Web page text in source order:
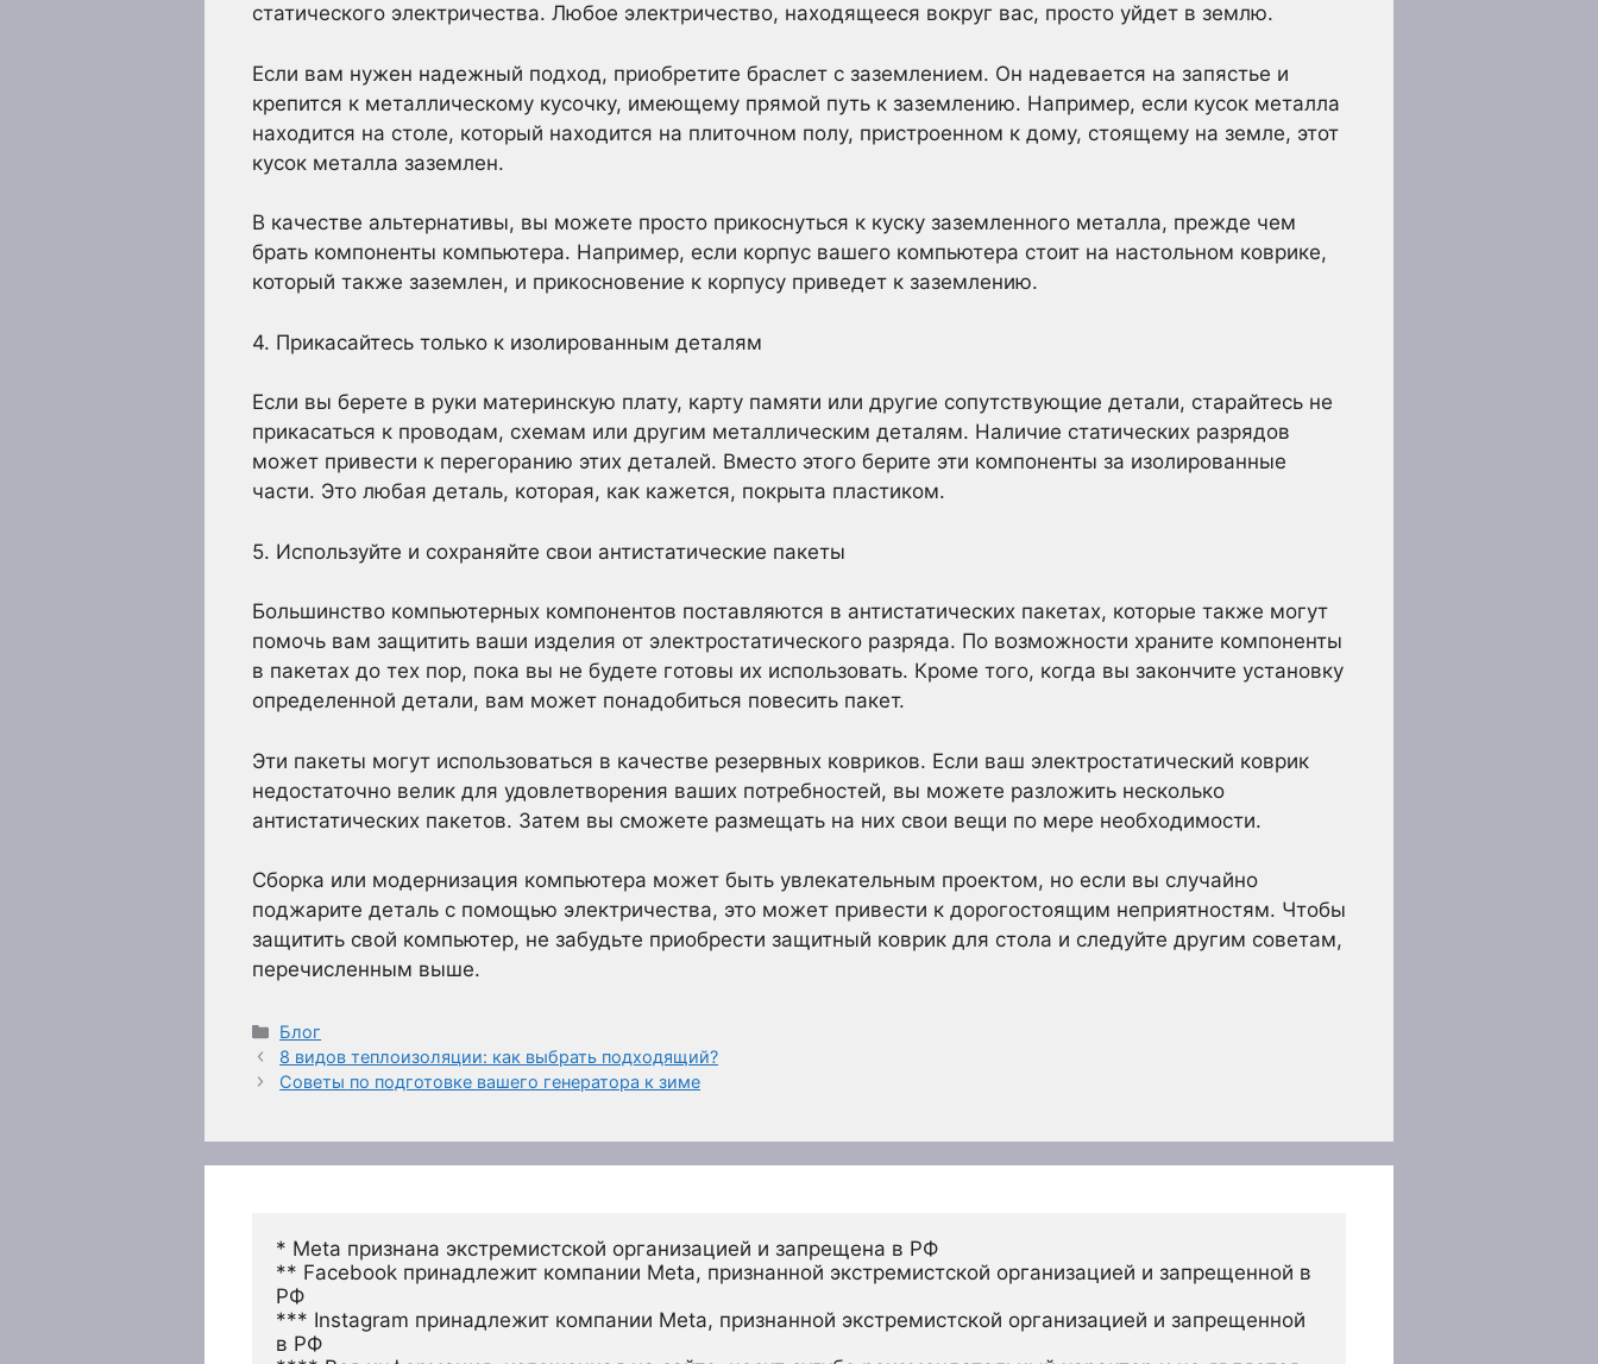
статического электричества. Любое электричество, находящееся вокруг вас, просто уйдет в землю.
Если вам нужен надежный подход, приобретите браслет с заземлением. Он надевается на запястье и
крепится к металлическому кусочку, имеющему прямой путь к заземлению. Например, если кусок металла
находится на столе, который находится на плиточном полу, пристроенном к дому, стоящему на земле, этот
кусок металла заземлен.
В качестве альтернативы, вы можете просто прикоснуться к куску заземленного металла, прежде чем
брать компоненты компьютера. Например, если корпус вашего компьютера стоит на настольном коврике,
который также заземлен, и прикосновение к корпусу приведет к заземлению.
4. Прикасайтесь только к изолированным деталям
Если вы берете в руки материнскую плату, карту памяти или другие сопутствующие детали, старайтесь не
прикасаться к проводам, схемам или другим металлическим деталям. Наличие статических разрядов
может привести к перегоранию этих деталей. Вместо этого берите эти компоненты за изолированные
части. Это любая деталь, которая, как кажется, покрыта пластиком.
5. Используйте и сохраняйте свои антистатические пакеты
Большинство компьютерных компонентов поставляются в антистатических пакетах, которые также могут
помочь вам защитить ваши изделия от электростатического разряда. По возможности храните компоненты
в пакетах до тех пор, пока вы не будете готовы их использовать. Кроме того, когда вы закончите установку
определенной детали, вам может понадобиться повесить пакет.
Эти пакеты могут использоваться в качестве резервных ковриков. Если ваш электростатический коврик
недостаточно велик для удовлетворения ваших потребностей, вы можете разложить несколько
антистатических пакетов. Затем вы сможете размещать на них свои вещи по мере необходимости.
Сборка или модернизация компьютера может быть увлекательным проектом, но если вы случайно
поджарите деталь с помощью электричества, это может привести к дорогостоящим неприятностям. Чтобы
защитить свой компьютер, не забудьте приобрести защитный коврик для стола и следуйте другим советам,
перечисленным выше.
Рубрики
Блог
8 видов теплоизоляции: как выбрать подходящий?
Советы по подготовке вашего генератора к зиме
* Meta признана экстремистской организацией и запрещена в РФ
** Facebook принадлежит компании Meta, признанной экстремистской организацией и запрещенной в
РФ
*** Instagram принадлежит компании Meta, признанной экстремистской организацией и запрещенной
в РФ